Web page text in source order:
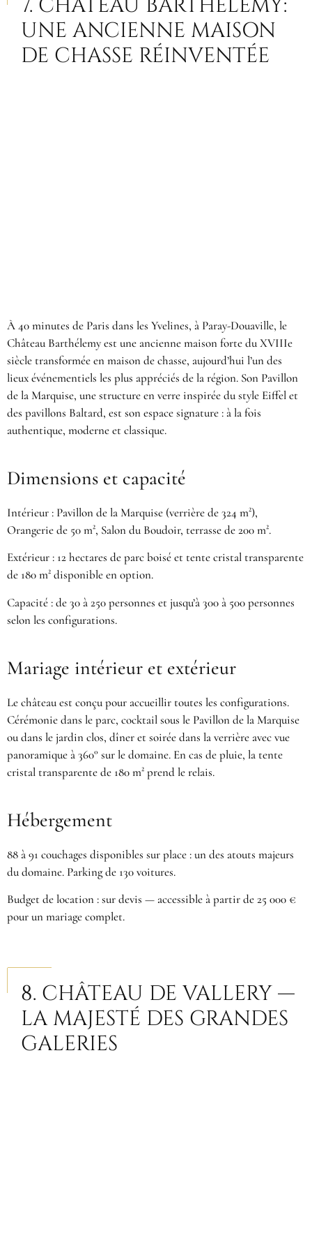
7. CHÂTEAU BARTHÉLEMY:
UNE ANCIENNE MAISON
DE CHASSE RÉINVENTÉE
À 40 minutes de Paris dans les Yvelines, à Paray-Douaville, le
Château Barthélemy est une ancienne maison forte du XVIIIe
siècle transformée en maison de chasse, aujourd’hui l’un des
lieux événementiels les plus appréciés de la région. Son Pavillon
de la Marquise, une structure en verre inspirée du style Eiffel et
des pavillons Baltard, est son espace signature : à la fois
authentique, moderne et classique.
Dimensions et capacité
Intérieur : Pavillon de la Marquise (verrière de 324 m²),
Orangerie de 50 m², Salon du Boudoir, terrasse de 200 m².
Extérieur : 12 hectares de parc boisé et tente cristal transparente
de 180 m² disponible en option.
Capacité : de 30 à 250 personnes et jusqu’à 300 à 500 personnes
selon les configurations.
Mariage intérieur et extérieur
Le château est conçu pour accueillir toutes les configurations.
Cérémonie dans le parc, cocktail sous le Pavillon de la Marquise
ou dans le jardin clos, dîner et soirée dans la verrière avec vue
panoramique à 360° sur le domaine. En cas de pluie, la tente
cristal transparente de 180 m² prend le relais.
Hébergement
88 à 91 couchages disponibles sur place : un des atouts majeurs
du domaine. Parking de 130 voitures.
Budget de location : sur devis — accessible à partir de 25 000 €
pour un mariage complet.
8. CHÂTEAU DE VALLERY —
LA MAJESTÉ DES GRANDES
GALERIES